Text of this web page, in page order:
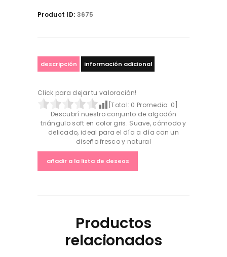
-
cantidad
Product ID: 3675
descripción información adicional
Click para dejar tu valoración!
[Total: 0 Promedio: 0
Descubrí nuestro conjunto de algodón
triángulo soft en color gris. Suave, cómodo y
delicado, ideal para el día a día con un
diseño fresco y natural
añadir a la lista de deseos
Productos
relacionados